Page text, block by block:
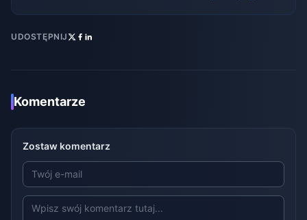
UDOSTĘPNIJ
Komentarze
Zostaw komentarz